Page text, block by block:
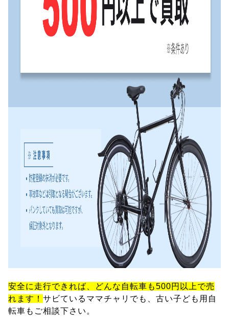
安全に走行できれば、どんな自転車も500円以上で売
れます！ サビているママチャリでも、古い子ども用自
転車もご相談下さい。